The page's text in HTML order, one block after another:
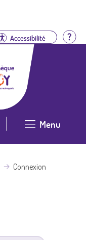
Accessibilité
Menu
Connexion